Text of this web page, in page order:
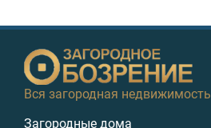
Вся загородная недвижимость
Загородные дома